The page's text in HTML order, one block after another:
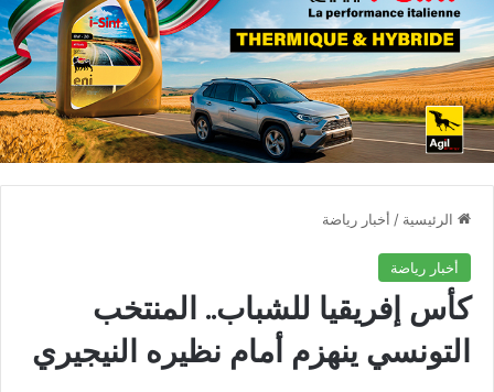
الرئيسية / أخبار رياضة
أخبار رياضة
كأس إفريقيا للشباب.. المنتخب
التونسي ينهزم أمام نظيره النيجيري